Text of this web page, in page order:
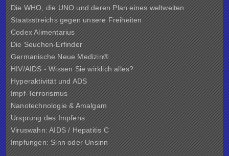
Die WHO, die UNO und deren Plan eines weltweiten
Staatsstreichs gegen unsere Freiheiten
Codex Alimentarius
Die Seuchen-Erfinder
Germanische Neue Medizin®
HIV/AIDS - Wissen Sie wirklich alles?
Hyperaktivität und ADS
Impf-Terrorismus
Nanotechnologie & Amalgam
Ursprung des Impfens
Viruswahn: AIDS / Hepatitis C
Impfungen: Sinn oder Unsinn